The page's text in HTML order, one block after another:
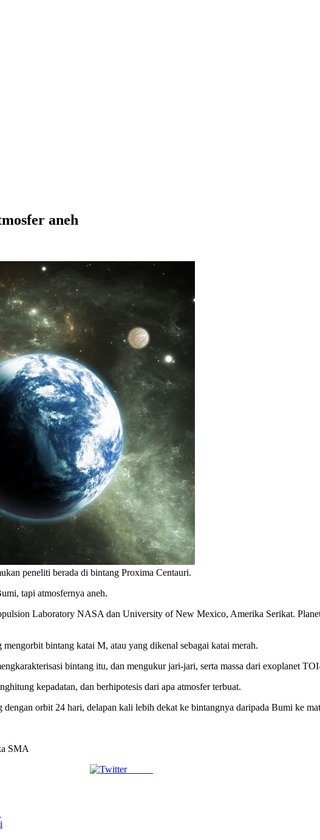
aneh
peneliti berada di bintang Proxima Centauri.
tapi atmosfernya aneh.
Laboratory NASA dan University of New Mexico, Amerika Serikat.
bintang katai M, atau yang dikenal sebagai katai merah.
bintang itu, dan mengukur jari-jari, serta massa dari exoplanet
kepadatan, dan berhipotesis dari apa atmosfer terbuat.
orbit 24 hari, delapan kali lebih dekat ke bintangnya daripada Bumi ke
SMA